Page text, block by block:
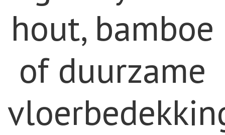
hout, bamboe
of duurzame